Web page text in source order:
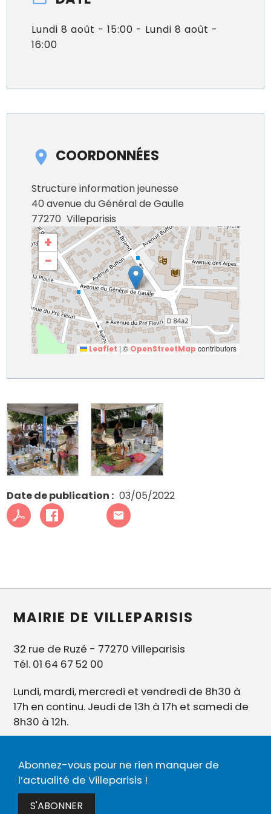
Lundi 8 août - 15:00 - Lundi 8 août -
16:00
COORDONNÉES
Structure information jeunesse
40 avenue du Général de Gaulle
77270 Villeparisis
+
−
Leaflet | © OpenStreetMap contributors
Date de publication 03/05/2022
MAIRIE DE VILLEPARISIS
32 rue de Ruzé - 77270 Villeparisis
Tél. 01 64 67 52 00
Lundi, mardi, mercredi et vendredi de 8h30 à
17h en continu. Jeudi de 13h à 17h et samedi de
8h30 à 12h.
Abonnez-vous pour ne rien manquer de
l’actualité de Villeparisis !
S'ABONNER